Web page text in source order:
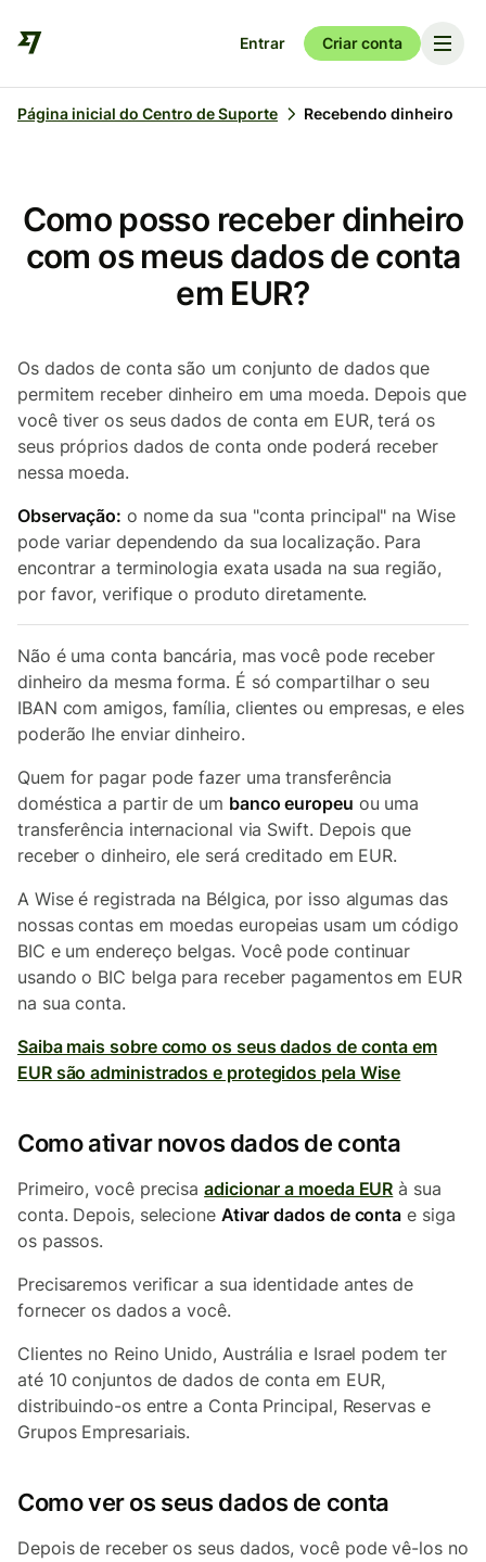
Entrar Criar conta
Página inicial do Centro de Suporte Recebendo dinheiro
Como posso receber dinheiro
com os meus dados de conta
em EUR?
Os dados de conta são um conjunto de dados que
permitem receber dinheiro em uma moeda. Depois que
você tiver os seus dados de conta em EUR, terá os
seus próprios dados de conta onde poderá receber
nessa moeda.
Observação: o nome da sua "conta principal" na Wise
pode variar dependendo da sua localização. Para
encontrar a terminologia exata usada na sua região,
por favor, verifique o produto diretamente.
Não é uma conta bancária, mas você pode receber
dinheiro da mesma forma. É só compartilhar o seu
IBAN com amigos, família, clientes ou empresas, e eles
poderão lhe enviar dinheiro.
Quem for pagar pode fazer uma transferência
doméstica a partir de um banco europeu ou uma
transferência internacional via Swift. Depois que
receber o dinheiro, ele será creditado em EUR.
A Wise é registrada na Bélgica, por isso algumas das
nossas contas em moedas europeias usam um código
BIC e um endereço belgas. Você pode continuar
usando o BIC belga para receber pagamentos em EUR
na sua conta.
Saiba mais sobre como os seus dados de conta em
EUR são administrados e protegidos pela Wise
Como ativar novos dados de conta
Primeiro, você precisaadicionar a moeda EUR à sua
conta. Depois, selecione Ativar dados de conta e siga
os passos.
Precisaremos verificar a sua identidade antes de
fornecer os dados a você.
Clientes no Reino Unido, Austrália e Israel podem ter
até 10 conjuntos de dados de conta em EUR,
distribuindo-os entre a Conta Principal, Reservas e
Grupos Empresariais.
Como ver os seus dados de conta
Depois de receber os seus dados, você pode vê-los no